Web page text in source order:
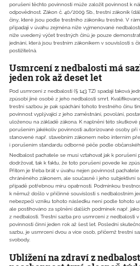
porušení těchto povinností může založit povinnost k
odpovědnost. Zákon č. 40/2009 Sb., trestní zákoník
činy, které jsou podle trestního zákoníku trestné. V
připadají v úvahu zejména níže vyjmenované
níže uvedený výčet trestných činů je pouze
jednání, která jsou trestním zákoníkem v souvislosti s
postižitelná.
Usmrcení z nedbalosti má
jeden rok až deset let
Pod usmrcení z nedbalosti (§ 143 TZ) spadají taková
způsobí jiné osobě z jeho nedbalosti smrt.
trestní sazbou je pak spáchání tohoto trestného činu
povinnost vyplývající z jeho zaměstnání, povolání,
uloženou na základě zákona. K naplnění této
porušením jakékoliv povinnosti autorizované osoby při
stanovené např. stavebním zákonem nebo interním
i porušením standardu odborné péče podle
Nedbalost pachatele se musí vztahovat jak k porušení
dodržovat, tak k faktu, že toto porušení povede ke
Přitom je třeba brát v úvahu nejen povinnost
chráněného zákonem, ale současně i jeho subjektivní
případě potřebnou míru opatrnosti. Podmínkou
k němuž došlo v příčinné souvislosti s nedbalostním
nebezpečí vzniku tohoto následku není podle tohoto
ale postihováno za splnění dalších podmínek např.
z nedbalosti. Trestní sazba pro usmrcení z nedbalosti
povinnosti činní jeden rok až šest let. Poslední
sazbu, je usmrcení dvou a více osob, přičemž trestní
svobody.
Ublížení na zdraví z